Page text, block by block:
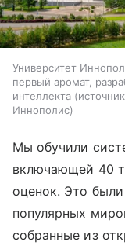
Университет
первый аромат,
интеллекта
Иннополис
Мы обучили
включающей 40
оценок. Это
популярных
собранные из